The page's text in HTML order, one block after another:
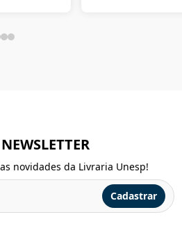
novidades da Livraria Unesp!
Cadastrar